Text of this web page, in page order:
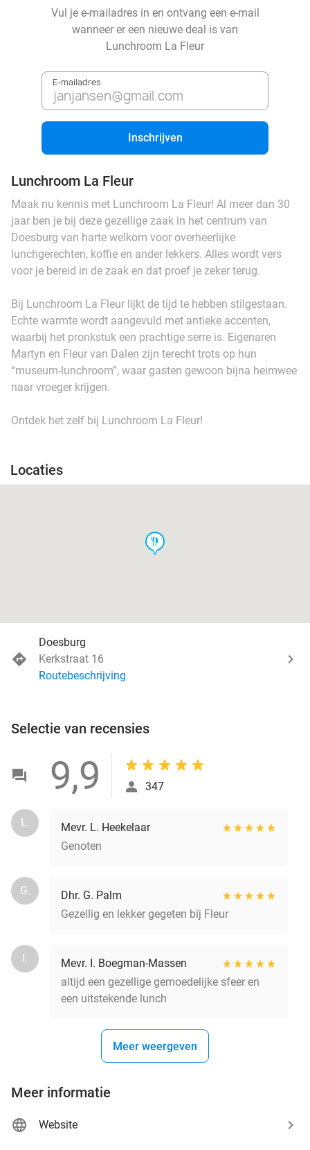
Vul je e-mailadres in en ontvang een e-mail
wanneer er een nieuwe deal is van
Lunchroom La Fleur
E-mailadres
Inschrijven
Lunchroom La Fleur
Maak nu kennis met Lunchroom La Fleur! Al meer dan 30
jaar ben je bij deze gezellige zaak in het centrum van
Doesburg van harte welkom voor overheerlijke
lunchgerechten, koffie en ander lekkers. Alles wordt vers
voor je bereid in de zaak en dat proef je zeker terug.
Bij Lunchroom La Fleur lijkt de tijd te hebben stilgestaan.
Echte warmte wordt aangevuld met antieke accenten,
waarbij het pronkstuk een prachtige serre is. Eigenaren
Martyn en Fleur van Dalen zijn terecht trots op hun
“museum-lunchroom”, waar gasten gewoon bijna heimwee
naar vroeger krijgen.
Ontdek het zelf bij Lunchroom La Fleur!
Locaties
food
Doesburg
Kerkstraat 16
Routebeschrijving
Selectie van recensies
9,9 347
L.
Mevr. L. Heekelaar
Genoten
G.
Dhr. G. Palm
Gezellig en lekker gegeten bij Fleur
I.
Mevr. I. Boegman-Massen
altijd een gezellige gemoedelijke sfeer en
een uitstekende lunch
Meer weergeven
Meer informatie
Website